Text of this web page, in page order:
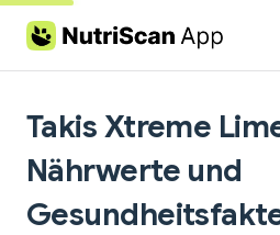
Skip to content
Takis Xtreme
Nährwerte und